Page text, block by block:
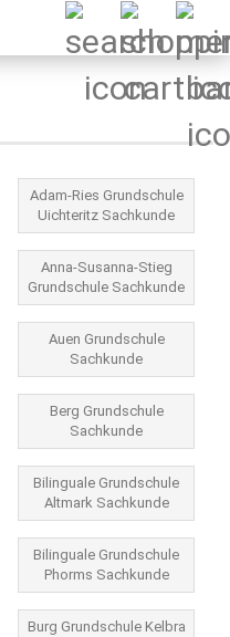
Adam-Ries Grundschule
Uichteritz Sachkunde
Anna-Susanna-Stieg
Grundschule Sachkunde
Auen Grundschule
Sachkunde
Berg Grundschule
Sachkunde
Bilinguale Grundschule
Altmark Sachkunde
Bilinguale Grundschule
Phorms Sachkunde
Burg Grundschule Kelbra